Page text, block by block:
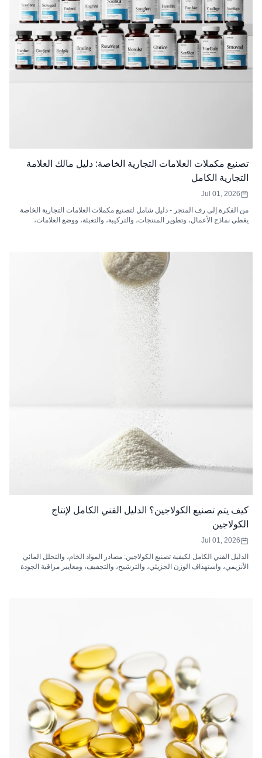
تصنيع مكملات العلامات التجارية الخاصة: دليل مالك العلامة
التجارية الكامل
Jul 01, 2026
من الفكرة إلى رف المتجر - دليل شامل لتصنيع مكملات العلامات التجارية الخاصة
يغطي نماذج الأعمال، وتطوير المنتجات، والتركيبة، والتعبئة، ووضع العلامات،
كيف يتم تصنيع الكولاجين؟ الدليل الفني الكامل لإنتاج
الكولاجين
Jul 01, 2026
الدليل الفني الكامل لكيفية تصنيع الكولاجين: مصادر المواد الخام، والتحلل المائي
الأنزيمي، واستهداف الوزن الجزيئي، والترشيح، والتجفيف، ومعايير مراقبة الجودة